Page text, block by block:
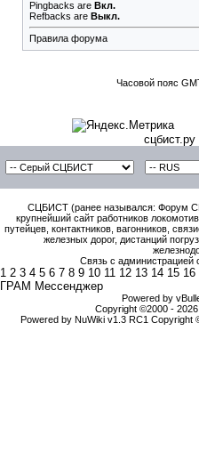
Pingbacks are Вкл.
Refbacks are Выкл.
Правила форума
Часовой пояс
СЦБИСТ (ранее назывался: Форум
крупнейший сайт работников
путейцев, контактников, вагонников,
железных дорог, дистанций
Связь с администрацией
1 2 3 4 5 6 7 8 9 10 11 12 13 14 15 16
ГРАМ Мессенджер
Powered by
Copyright ©2000 -
Powered by NuWiki v1.3 RC1